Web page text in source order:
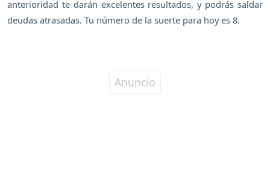
anterioridad te darán excelentes resultados, y podrás saldar
deudas atrasadas. Tu número de la suerte para hoy es 8.